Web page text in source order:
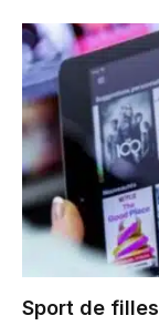
Sport de filles